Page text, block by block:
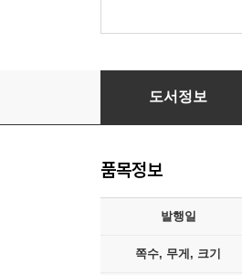
계축일기
도서정보
품목정보
발행일
쪽수, 무게, 크기